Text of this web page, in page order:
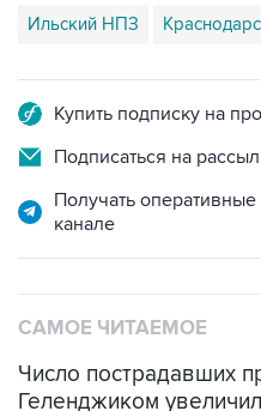
Ильский НПЗ
Купить подписку на
Подписаться на
Получать
канале
САМОЕ ЧИТАЕМОЕ
Число пострадавших
Геленджиком